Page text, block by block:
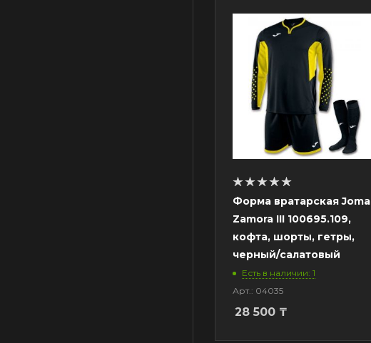
Форма вратарская Joma
Zamora III 100695.109,
кофта, шорты, гетры,
черный/салатовый
Есть в наличии: 1
Арт.: 04035
28 500 ₸